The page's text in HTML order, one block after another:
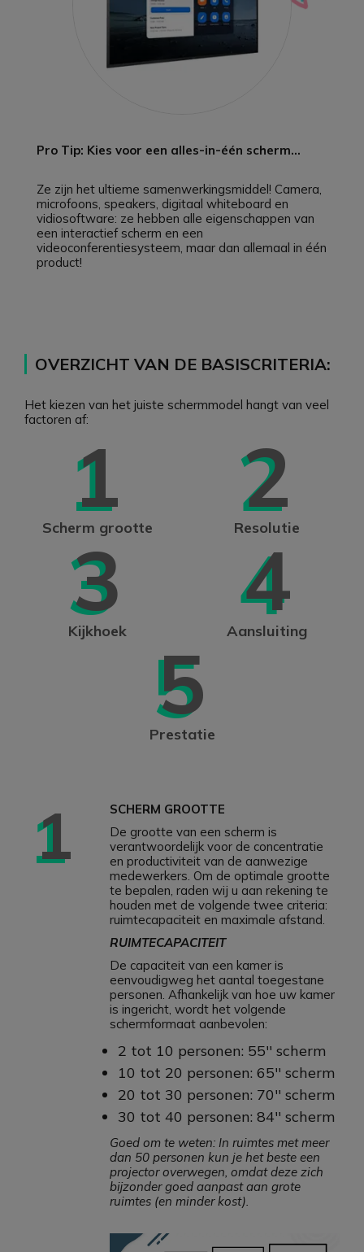
Pro Tip: Kies voor een alles-in-één scherm...
Ze zijn het ultieme samenwerkingsmiddel! Camera,
microfoons, speakers, digitaal whiteboard en
vidiosoftware: ze hebben alle eigenschappen van
een interactief scherm en een
videoconferentiesysteem, maar dan allemaal in één
product!
OVERZICHT VAN DE BASISCRITERIA:
Het kiezen van het juiste schermmodel hangt van veel
factoren af:
1
Scherm grootte
2
Resolutie
3
Kijkhoek
4
Aansluiting
5
Prestatie
1
SCHERM GROOTTE
De grootte van een scherm is
verantwoordelijk voor de concentratie
en productiviteit van de aanwezige
medewerkers. Om de optimale grootte
te bepalen, raden wij u aan rekening te
houden met de volgende twee criteria:
ruimtecapaciteit en maximale afstand.
RUIMTECAPACITEIT
De capaciteit van een kamer is
eenvoudigweg het aantal toegestane
personen. Afhankelijk van hoe uw kamer
is ingericht, wordt het volgende
schermformaat aanbevolen:
2 tot 10 personen: 55'' scherm
10 tot 20 personen: 65'' scherm
20 tot 30 personen: 70'' scherm
30 tot 40 personen: 84'' scherm
Goed om te weten: In ruimtes met meer
dan 50 personen kun je het beste een
projector overwegen, omdat deze zich
bijzonder goed aanpast aan grote
ruimtes (en minder kost).